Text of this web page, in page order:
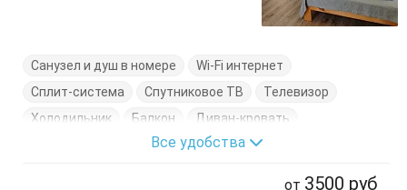
Санузел и душ в номере
Wi-Fi интернет
Сплит-система
Спутниковое ТВ
Телевизор
Холодильник
Балкон
Диван-кровать
Журнальный столик
Комод
Кресло-кровать
Все удобства
от 3500 руб